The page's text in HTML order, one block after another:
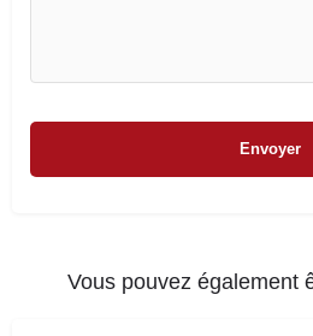
Vous pouvez également